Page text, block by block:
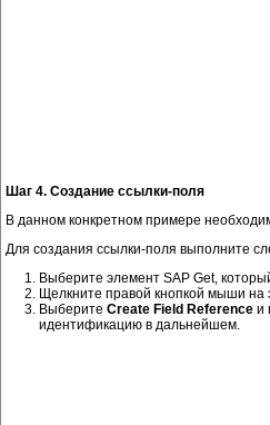
Шаг 4. Создание ссылки-поля
В данном конкретном примере
Для создания ссылки-поля выполните
Выберите элемент SAP Get,
Щелкните правой кнопкой мыши на
Выберите Create Field Reference и
идентификацию в дальнейшем.